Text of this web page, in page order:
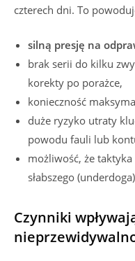
czterech dni. To
silną presję na
brak serii do kilku
korekty po porażce,
konieczność
duże ryzyko utraty
powodu fauli lub
możliwość, że taktyka
słabszego
Czynniki